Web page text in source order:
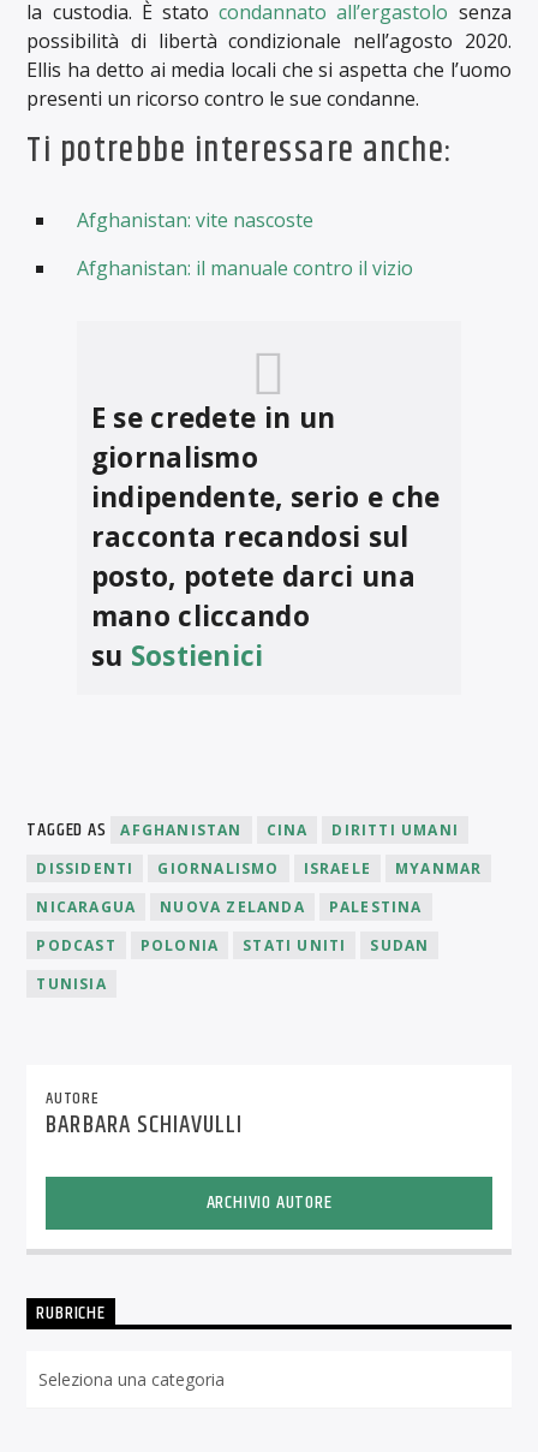
la custodia. È statocondannato all’ergastolo senza
possibilità di libertà condizionale nell’agosto 2020.
Ellis ha detto ai media locali che si aspetta che l’uomo
presenti un ricorso contro le sue condanne.
Ti potrebbe interessare anche:
Afghanistan: vite nascoste
Afghanistan: il manuale contro il vizio
E se credete in un
giornalismo
indipendente, serio e che
racconta recandosi sul
posto, potete darci una
mano cliccando
su Sostienici
TAGGED AS AFGHANISTAN CINA
DIRITTI UMANI
DISSIDENTI
GIORNALISMO ISRAELE
MYANMAR
NICARAGUA
NUOVA ZELANDA
PALESTINA
PODCAST
POLONIA STATI UNITI
SUDAN
TUNISIA
AUTORE
BARBARA SCHIAVULLI
ARCHIVIO AUTORE
RUBRICHE